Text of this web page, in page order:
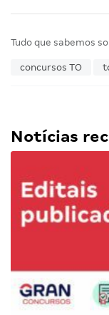
Tudo que sabemos
concursos TO
Notícias